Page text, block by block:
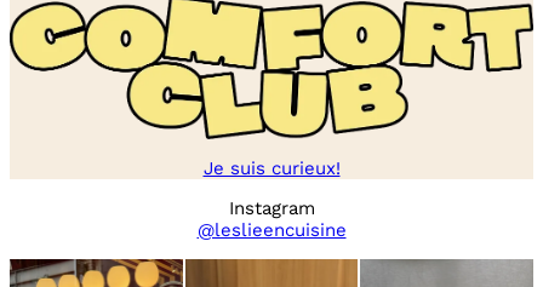
Je suis curieux!
Instagram
@leslieencuisine